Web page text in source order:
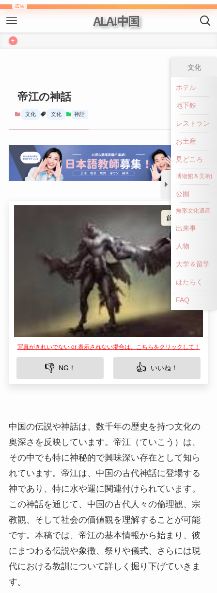
ALA!中国
+
前へ戻る
写真がきれいでない or 表示されない場合は、こちらをクリックして！
👎 NG！ 👍 いいね！
奥深さを反映しています。帝江（ていこう）は、
その中でも特に神秘的で興味深い存在として知ら
れています。帝江は、中国の古代神話に登場する
神であり、特に水や運に関連付けられています。
この神話を通じて、中国の古代人々の倫理観、宗
教観、そして社会の価値観を理解することが可能
です。本稿では、帝江の基本情報から始まり、彼
にまつわる伝説や象徴、祭りや儀式、さらには現
代における教訓について詳しく掘り下げていきま
す。
文化
ホテル
地下鉄
レストラン
お土産
見どころ
博物館＆美術館
公園
無形文化遺産
出来事
人物
大学＆留学
はたらく
FAQ